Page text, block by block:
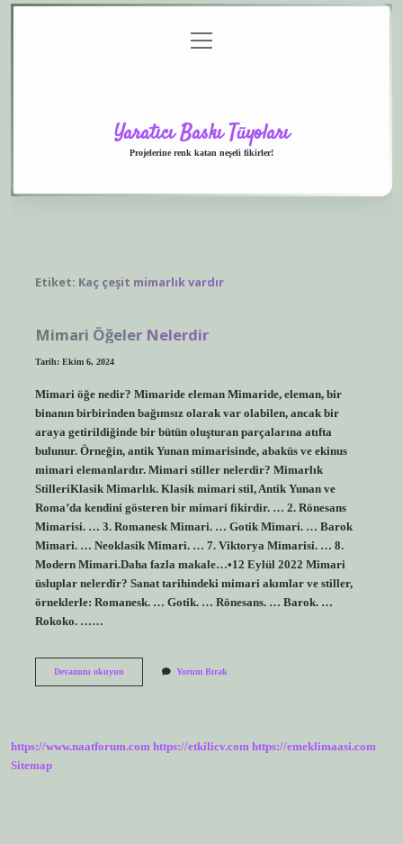
menüyü
aç
Yaratıcı Baskı Tüyoları
Projelerine renk katan neşeli fikirler!
Etiket: Kaç çeşit mimarlık vardır
Mimari Öğeler Nelerdir
Tarih: Ekim 6, 2024
Mimari öğe nedir? Mimaride eleman Mimaride, eleman, bir
binanın birbirinden bağımsız olarak var olabilen, ancak bir
araya getirildiğinde bir bütün oluşturan parçalarına atıfta
bulunur. Örneğin, antik Yunan mimarisinde, abaküs ve ekinus
mimari elemanlardır. Mimari stiller nelerdir? Mimarlık
StilleriKlasik Mimarlık. Klasik mimari stil, Antik Yunan ve
Roma’da kendini gösteren bir mimari fikirdir. … 2. Rönesans
Mimarisi. … 3. Romanesk Mimari. … Gotik Mimari. … Barok
Mimari. … Neoklasik Mimari. … 7. Viktorya Mimarisi. … 8.
Modern Mimari.Daha fazla makale…•12 Eylül 2022 Mimari
üsluplar nelerdir? Sanat tarihindeki mimari akımlar ve stiller,
örneklerle: Romanesk. … Gotik. … Rönesans. … Barok. …
Rokoko. ……
Devamını okuyunMimari
Yorum Bırak
https://www.naatforum.com https://etkilicv.com https://emeklimaasi.com
Sitemap